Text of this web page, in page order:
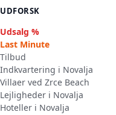
UDFORSK
Udsalg %
Last Minute
Tilbud
Indkvartering i Novalja
Villaer ved Zrce Beach
Lejligheder i Novalja
Hoteller i Novalja